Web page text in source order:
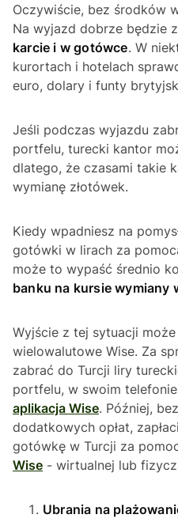
Oczywiście, bez środków
Na wyjazd dobrze będzie
karcie i w gotówce. W
kurortach i hotelach
euro, dolary i funty
Jeśli podczas wyjazdu
portfelu, turecki kantor
dlatego, że czasami takie
wymianę złotówek.
Kiedy wpadniesz na
gotówki w lirach za
może to wypaść średnio
banku na kursie wymiany
Wyjście z tej sytuacji
wielowalutowe Wise. Za
zabrać do Turcji liry
portfelu, w swoim
aplikacja Wise. Później,
dodatkowych opłat,
gotówkę w Turcji za
Wise - wirtualnej lub
Ubrania na